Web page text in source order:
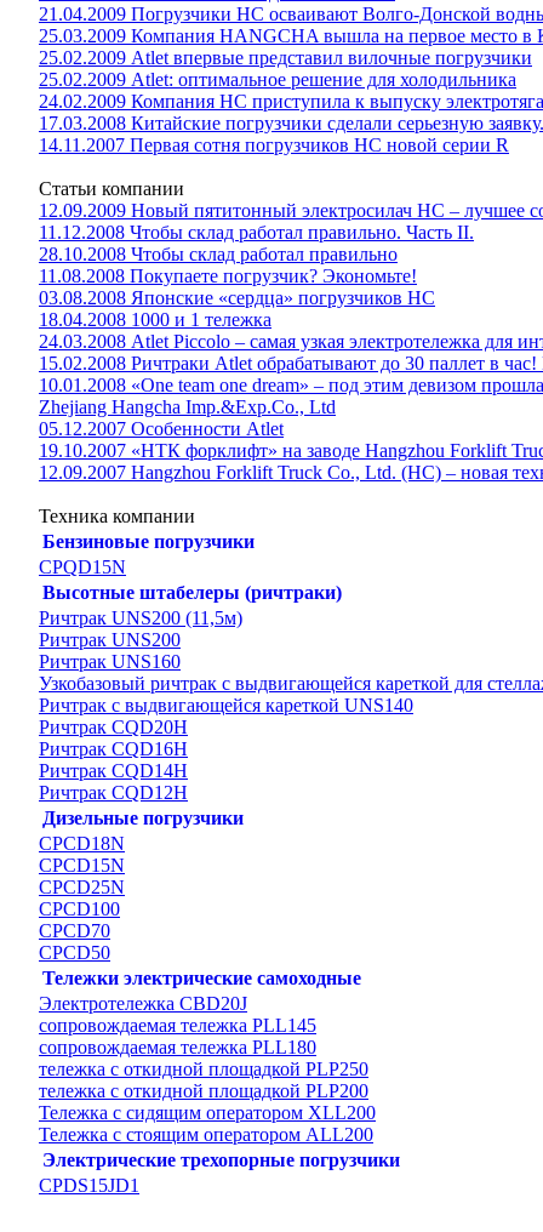
21.04.2009 Погрузчики HC осваивают Волго-Донской
25.03.2009 Компания HANGCHA вышла на первое место в
25.02.2009 Atlet впервые представил вилочные погрузчики
25.02.2009 Atlet: оптимальное решение для холодильника
24.02.2009 Компания НС приступила к выпуску
17.03.2008 Китайские погрузчики сделали серьезную заявку.
14.11.2007 Первая сотня погрузчиков НС новой серии R
Статьи компании
12.09.2009 Новый пятитонный электросилач НС – лучшее
11.12.2008 Чтобы склад работал правильно. Часть II.
28.10.2008 Чтобы склад работал правильно
11.08.2008 Покупаете погрузчик? Экономьте!
03.08.2008 Японские «сердца» погрузчиков НС
18.04.2008 1000 и 1 тележка
24.03.2008 Atlet Piccolo – самая узкая электротележка для
15.02.2008 Ричтраки Atlet обрабатывают до 30 паллет в час!
10.01.2008 «One team one dream» – под этим девизом
Zhejiang Hangcha Imp.&Exp.Co., Ltd
05.12.2007 Особенности Atlet
19.10.2007 «НТК форклифт» на заводе Hangzhou Forklift
12.09.2007 Hangzhou Forklift Truck Co., Ltd. (НС) – новая
Техника компании
Бензиновые погрузчики
CPQD15N
Высотные штабелеры (ричтраки)
Ричтрак UNS200 (11,5м)
Ричтрак UNS200
Ричтрак UNS160
Узкобазовый ричтрак с выдвигающейся кареткой для
Ричтрак с выдвигающейся кареткой UNS140
Ричтрак CQD20H
Ричтрак CQD16H
Ричтрак CQD14H
Ричтрак CQD12H
Дизельные погрузчики
CPCD18N
CPCD15N
CPCD25N
CPCD100
CPCD70
CPCD50
Тележки электрические самоходные
Электротележка CBD20J
сопровождаемая тележка PLL145
сопровождаемая тележка PLL180
тележка с откидной площадкой PLP250
тележка с откидной площадкой PLP200
Тележка с сидящим оператором XLL200
Тележка с стоящим оператором ALL200
Электрические трехопорные погрузчики
CPDS15JD1